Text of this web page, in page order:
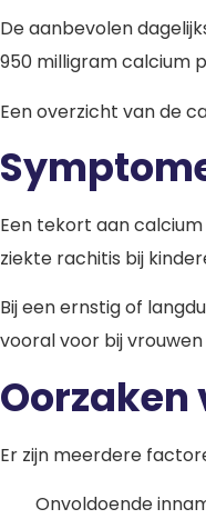
De aanbevolen
950 milligram calcium
Een overzicht van de
Een tekort aan
ziekte rachitis bij
Bij een ernstig of
vooral voor bij
Er zijn meerdere
Onvoldoende